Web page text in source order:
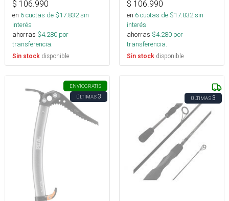
$ 106.990
en 6cuotas de $17.832sin
interés
ahorras $4.280 por
transferencia.
Sin stock disponible
$ 106.990
en 6cuotas de $17.832sin
interés
ahorras $4.280 por
transferencia.
Sin stock disponible
ENVÍOGRATIS
ÚLTIMAS3 ÚLTIMAS3